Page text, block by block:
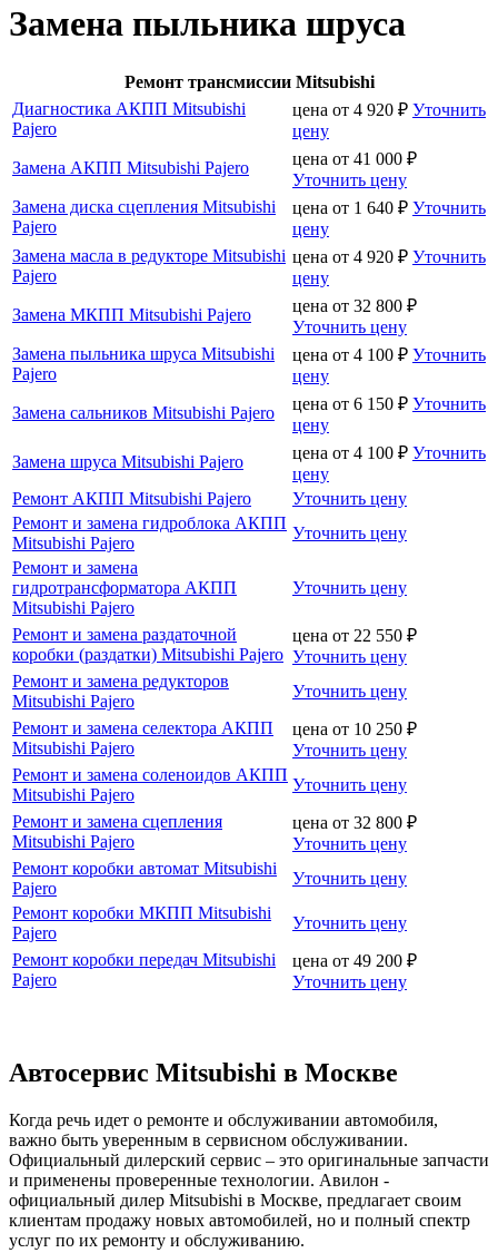
Замена пыльника шруса
Ремонт трансмиссии Mitsubishi
Диагностика АКПП Mitsubishi
Pajero
цена от 4 920 ₽ Уточнить
цену
Замена АКПП Mitsubishi Pajero
цена от 41 000 ₽
Уточнить цену
Замена диска сцепления Mitsubishi
Pajero
цена от 1 640 ₽ Уточнить
цену
Замена масла в редукторе Mitsubishi
Pajero
цена от 4 920 ₽ Уточнить
цену
Замена МКПП Mitsubishi Pajero
цена от 32 800 ₽
Уточнить цену
Замена пыльника шруса Mitsubishi
Pajero
цена от 4 100 ₽ Уточнить
цену
Замена сальников Mitsubishi Pajero
цена от 6 150 ₽ Уточнить
цену
Замена шруса Mitsubishi Pajero
цена от 4 100 ₽ Уточнить
цену
Ремонт АКПП Mitsubishi Pajero
Уточнить цену
Ремонт и замена гидроблока АКПП
Mitsubishi Pajero
Уточнить цену
Ремонт и замена
гидротрансформатора АКПП
Mitsubishi Pajero
Уточнить цену
Ремонт и замена раздаточной
коробки (раздатки) Mitsubishi Pajero
цена от 22 550 ₽
Уточнить цену
Ремонт и замена редукторов
Mitsubishi Pajero
Уточнить цену
Ремонт и замена селектора АКПП
Mitsubishi Pajero
цена от 10 250 ₽
Уточнить цену
Ремонт и замена соленоидов АКПП
Mitsubishi Pajero
Уточнить цену
Ремонт и замена сцепления
Mitsubishi Pajero
цена от 32 800 ₽
Уточнить цену
Ремонт коробки автомат Mitsubishi
Pajero
Уточнить цену
Ремонт коробки МКПП Mitsubishi
Pajero
Уточнить цену
Ремонт коробки передач Mitsubishi
Pajero
цена от 49 200 ₽
Уточнить цену
Автосервис Mitsubishi в Москве
Когда речь идет о ремонте и обслуживании автомобиля,
важно быть уверенным в сервисном обслуживании.
Официальный дилерский сервис – это оригинальные запчасти
и применены проверенные технологии. Авилон -
официальный дилер Mitsubishi в Москве, предлагает своим
клиентам продажу новых автомобилей, но и полный спектр
услуг по их ремонту и обслуживанию.